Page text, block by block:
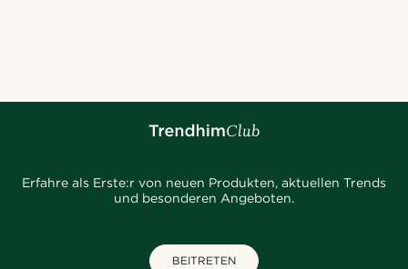
Erfahre als Erste:r von neuen Produkten, aktuellen Trends
und besonderen Angeboten.
BEITRETEN